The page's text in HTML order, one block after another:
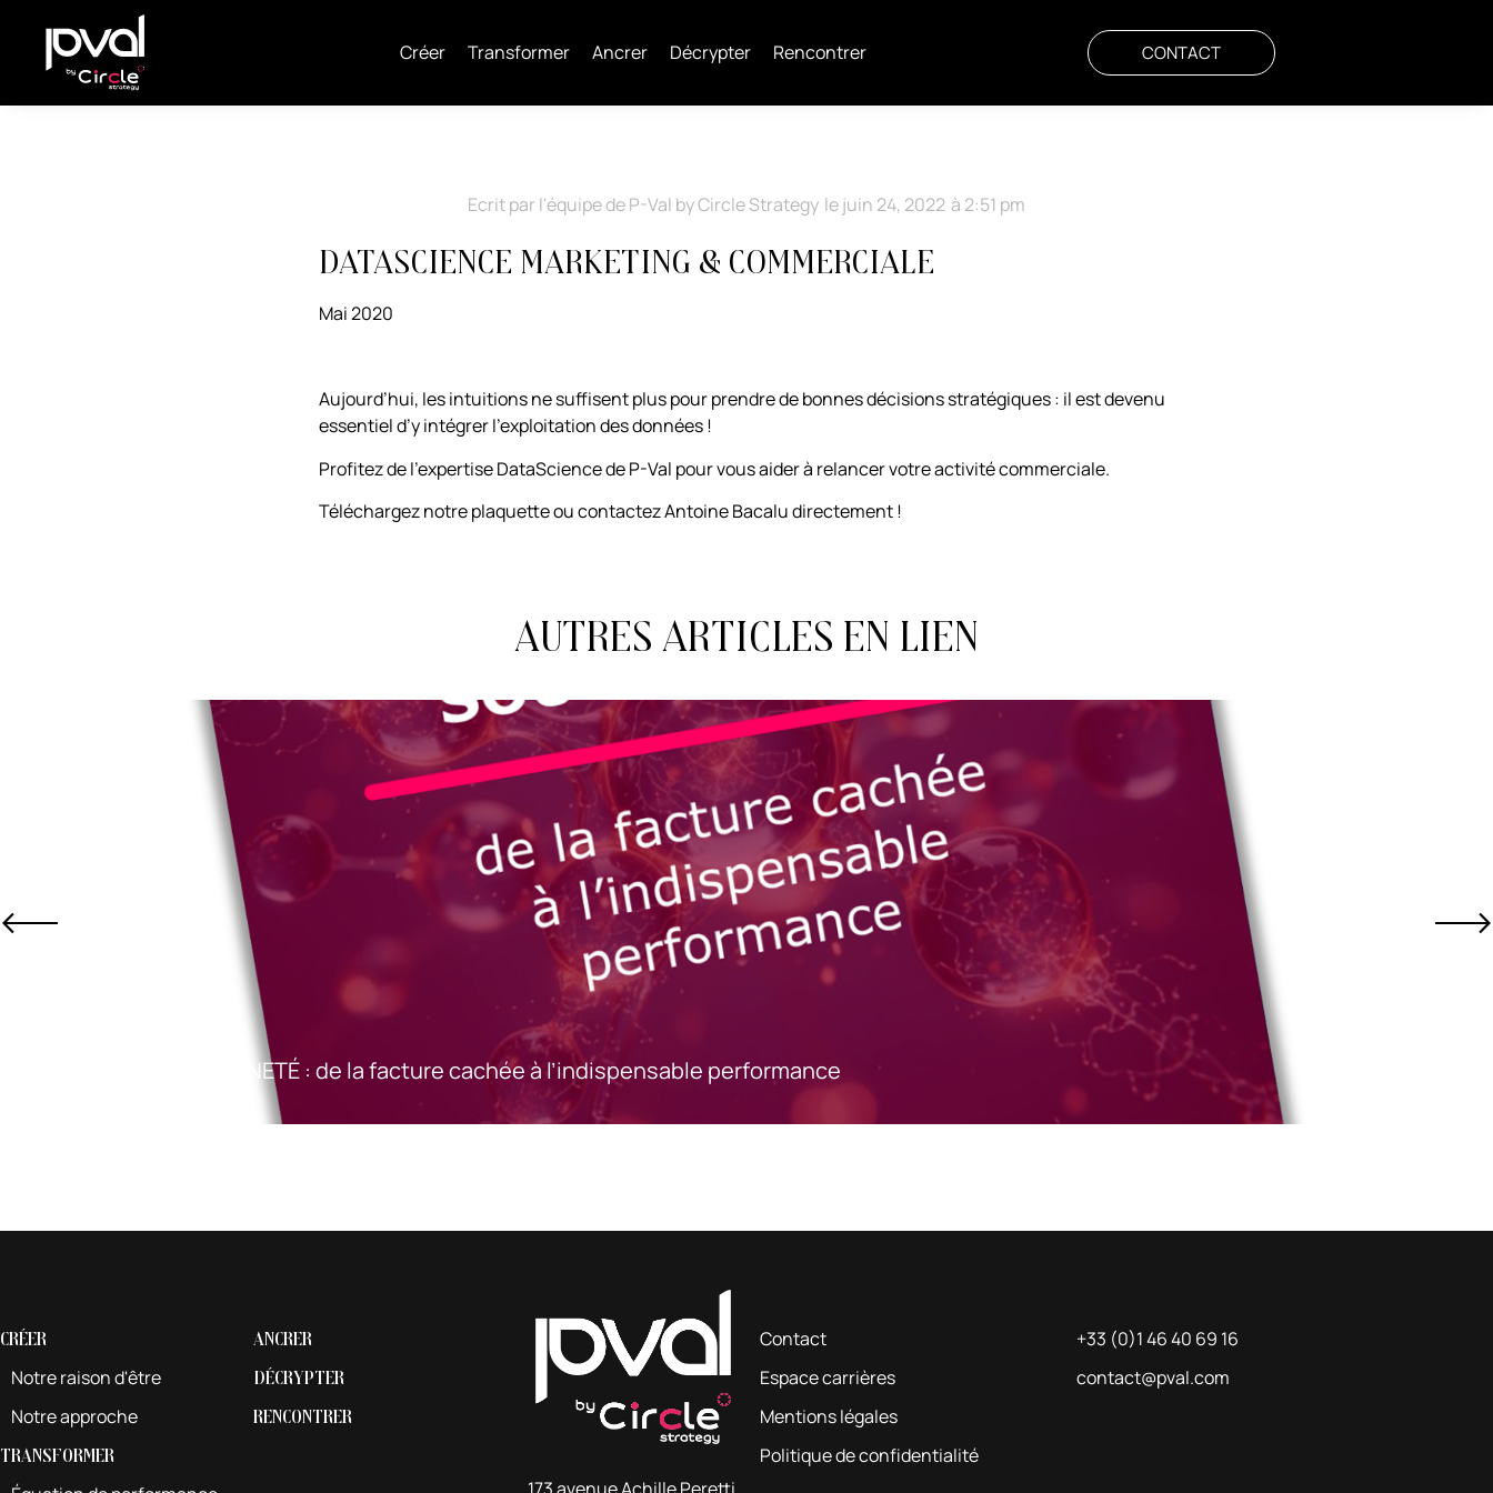
Créer Transformer Ancrer Décrypter Rencontrer CONTACT
Ecrit par l'équipe de P-Val by Circle Strategy lejuin 24, 2022 à 2:51 pm
DataScience Marketing & Commerciale
Mai 2020
Aujourd’hui, les intuitions ne suffisent plus pour prendre de bonnes décisions stratégiques : il est devenu
essentiel d’y intégrer l’exploitation des données !
Profitez de l’expertise DataScience de P-Val pour vous aider à relancer votre activité commerciale.
Téléchargez notre plaquette ou contactez Antoine Bacalu directement !
Autres articles en lien
SOUVERAINETÉ : de la facture cachée à l’indispensable performance
Créer
Notre raison d'être
Notre approche
Transformer
Ancrer
Décrypter
Rencontrer
Contact
Espace carrières
Mentions légales
Politique de confidentialité
+33 (0)1 46 40 69 16
contact@pval.com